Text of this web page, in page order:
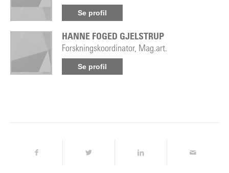
Se profil
HANNE FOGED GJELSTRUP
Forskningskoordinator, Mag.art.
Se profil